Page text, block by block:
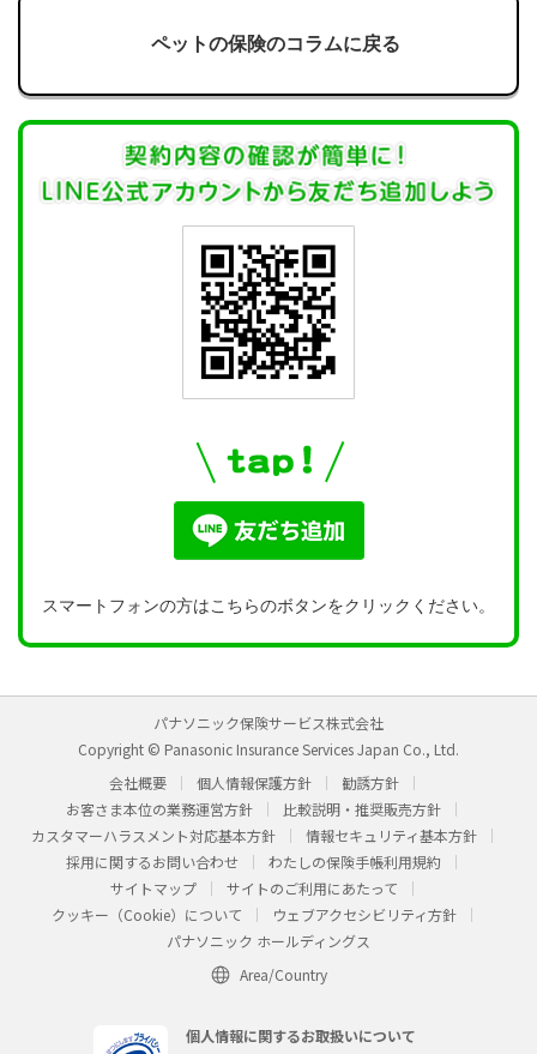
ペットの保険のコラムに戻る
スマートフォンの方はこちらのボタンをクリックください。
パナソニック保険サービス株式会社
Copyright © Panasonic Insurance Services Japan Co., Ltd.
会社概要
個人情報保護方針
勧誘方針
お客さま本位の業務運営方針
比較説明・推奨販売方針
カスタマーハラスメント対応基本方針
情報セキュリティ基本方針
採用に関するお問い合わせ
わたしの保険手帳利用規約
サイトマップ
サイトのご利用にあたって
クッキー（Cookie）について
ウェブアクセシビリティ方針
パナソニック ホールディングス
Area/Country
個人情報に関するお取扱いについて